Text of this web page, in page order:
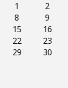
1
2
8
9
15
16
22
23
29
30